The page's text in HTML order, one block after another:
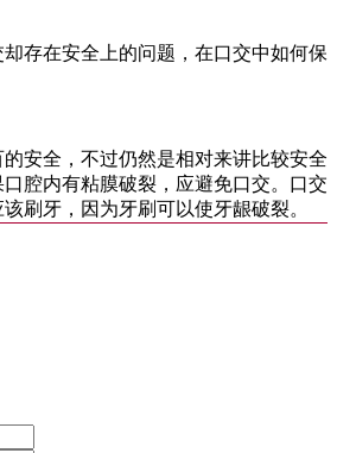
存在安全上的问题，在口交中如何保
安全，不过仍然是相对来讲比较安全
腔内有粘膜破裂，应避免口交。口交
刷牙，因为牙刷可以使牙龈破裂。